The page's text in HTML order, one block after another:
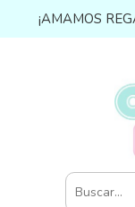
¡AMAMOS